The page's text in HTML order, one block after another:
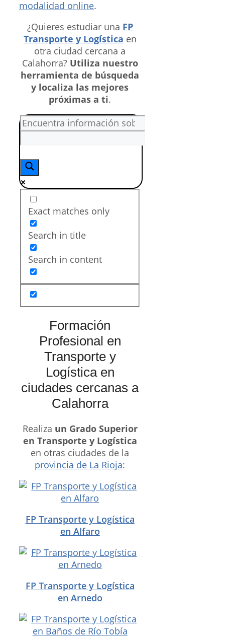
modalidad online.
¿Quieres estudiar una FP
Transporte y Logística en
otra ciudad cercana a
Calahorra? Utiliza nuestro
herramienta de búsqueda
y localiza las mejores
próximas a ti.
Exact matches only
Search in title
Search in content
Formación
Profesional en
Transporte y
Logística en
ciudades cercanas a
Calahorra
Realiza un Grado Superior
en Transporte y Logística
en otras ciudades de la
provincia de La Rioja:
FP Transporte y Logística
en Alfaro
FP Transporte y Logística
en Arnedo